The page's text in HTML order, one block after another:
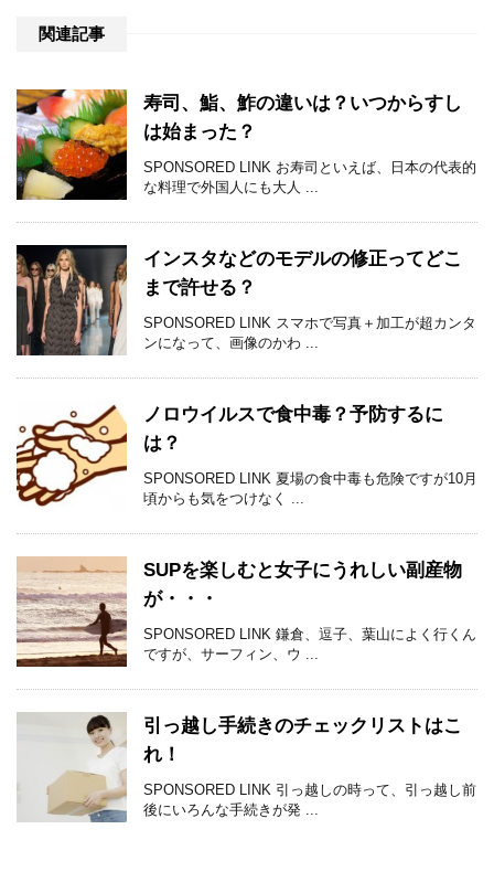
関連記事
寿司、鮨、鮓の違いは？いつからすし
は始まった？
SPONSORED LINK お寿司といえば、日本の代表的
な料理で外国人にも大人 ...
インスタなどのモデルの修正ってどこ
まで許せる？
SPONSORED LINK スマホで写真＋加工が超カンタ
ンになって、画像のかわ ...
ノロウイルスで食中毒？予防するに
は？
SPONSORED LINK 夏場の食中毒も危険ですが10月
頃からも気をつけなく ...
SUPを楽しむと女子にうれしい副産物
が・・・
SPONSORED LINK 鎌倉、逗子、葉山によく行くん
ですが、サーフィン、ウ ...
引っ越し手続きのチェックリストはこ
れ！
SPONSORED LINK 引っ越しの時って、引っ越し前
後にいろんな手続きが発 ...